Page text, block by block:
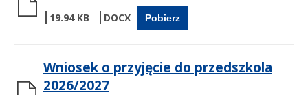
19.94 KB Pobierz
Wniosek o przyjęcie do przedszkola
2026/2027